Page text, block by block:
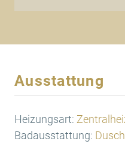
Ausstattung
Heizungsart:
Badausstattung: